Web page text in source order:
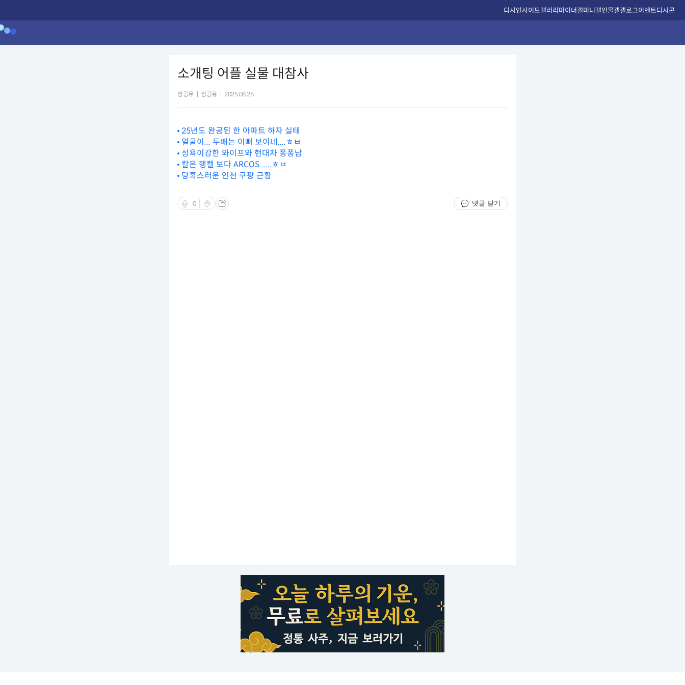
디시인사이드갤러리마이너갤미니갤인물갤갤로그이벤트디시콘
소개팅 어플 실물 대참사
짱공유 짱공유 2025.08.26
25년도 완공된 한 아파트 하자 실태
얼굴이... 두배는 이뻐 보이네....ㅎㅂ
성욕이강한 와이프와 현대차 퐁퐁남
칼은 행켈 보다 ARCOS .....ㅎㅂ
당혹스러운 인천 쿠팡 근황
0 댓글 닫기